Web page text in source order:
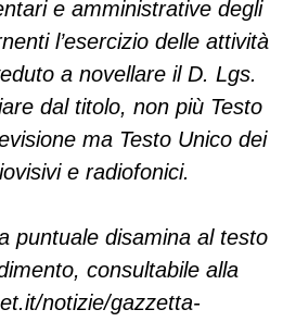
e amministrative degli
l’esercizio delle attività
a novellare il D. Lgs.
dal titolo, non più Testo
ma Testo Unico dei
e radiofonici.
puntuale disamina al testo
consultabile alla
notizie/gazzetta-